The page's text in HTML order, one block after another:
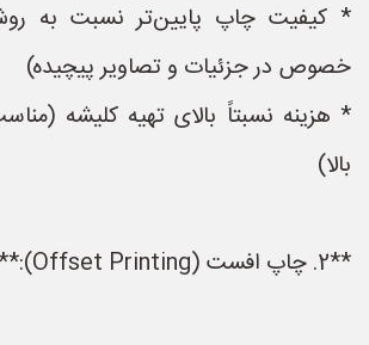
* کیفیت چاپ پایین‌تر نسبت به
خصوص در جزئیات و تصاویر پیچیده)
* هزینه نسبتاً بالای تهیه کلیشه
بالا)
**2. چاپ افست (Offset Printing):**